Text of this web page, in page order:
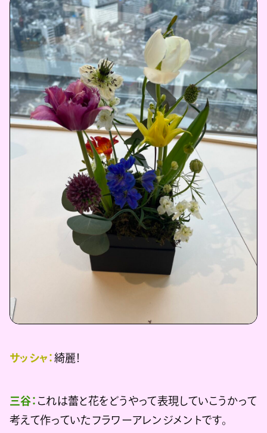
サッシャ： 綺麗！
三谷： これは蕾と花をどうやって表現していこうかって
考えて作っていたフラワーアレンジメントです。